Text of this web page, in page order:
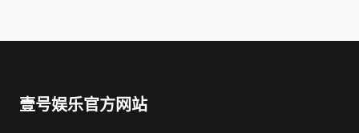
壹号娱乐官方网站